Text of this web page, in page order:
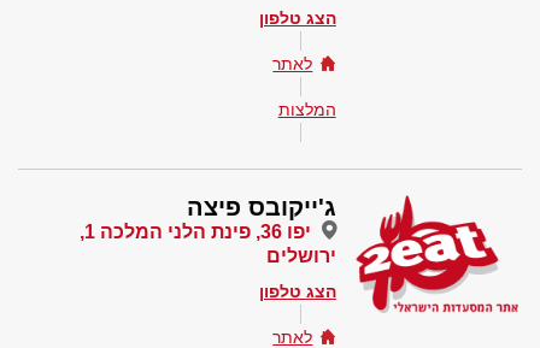
הצג טלפון
לאתר
המלצות
ג'ייקובס פיצה
יפו 36, פינת הלני המלכה 1,
ירושלים
הצג טלפון
לאתר